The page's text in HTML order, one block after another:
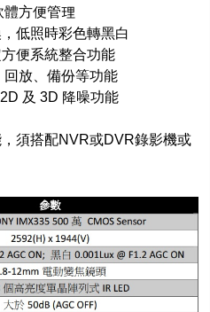
體方便管理
低照時彩色轉黑白
便系統整合功能
放、備份等功能
及 3D 降噪功能
須搭配NVR或DVR錄影機或